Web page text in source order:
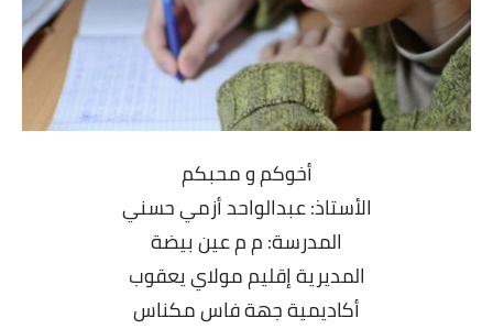
أخوكم و محبكم
الأستاذ: عبدالواحد أزمي حسني
المدرسة: م م عين بيضة
المديرية إقليم مولاي يعقوب
أكاديمية جهة فاس مكناس